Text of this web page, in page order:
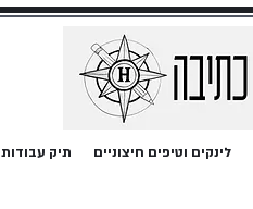
תיק עבודות לינקים וטיפים חיצוניים